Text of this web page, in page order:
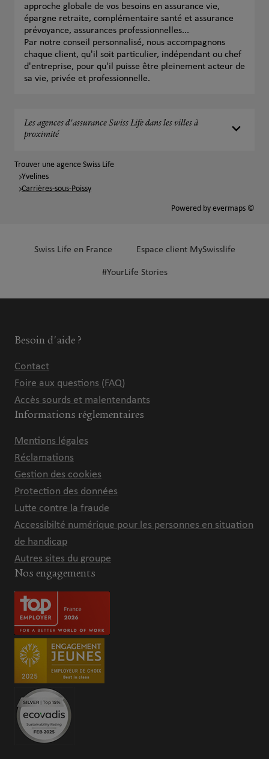
approche globale de vos besoins en assurance vie,
épargne retraite, complémentaire santé et assurance
prévoyance, assurances professionnelles...
Par notre conseil personnalisé, nous accompagnons
chaque client, qu'il soit particulier, indépendant ou chef
d'entreprise, pour qu'il puisse être pleinement acteur de
sa vie, privée et professionnelle.
Les agences d'assurance Swiss Life dans les villes à
proximité
Trouver une agence Swiss Life
Yvelines
Carrières-sous-Poissy
Powered by evermaps ©
Swiss Life en France Espace client MySwisslife
#YourLife Stories
Besoin d'aide ?
Contact
Foire aux questions (FAQ)
Accès sourds et malentendants
Informations réglementaires
Mentions légales
Réclamations
Gestion des cookies
Protection des données
Lutte contre la fraude
Accessibilté numérique pour les personnes en situation
de handicap
Autres sites du groupe
Nos engagements